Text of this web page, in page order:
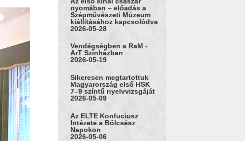
nyomában – előadás a
Szépművészeti Múzeum
kiállításához kapcsolódva
2026-05-28
Vendégségben a RaM -
ArT Színházban
2026-05-19
Sikeresen megtartottuk
Magyarország első HSK
7–9 színtű nyelvvizsgáját
2026-05-09
Az ELTE Konfuciusz
Intézete a Bölcsész
Napokon
2026-05-06